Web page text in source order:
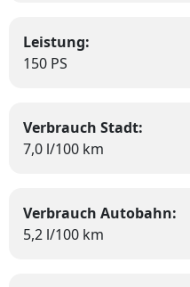
Leistung:
150 PS
Verbrauch Stadt:
7,0 l/100 km
Verbrauch Autobahn:
5,2 l/100 km